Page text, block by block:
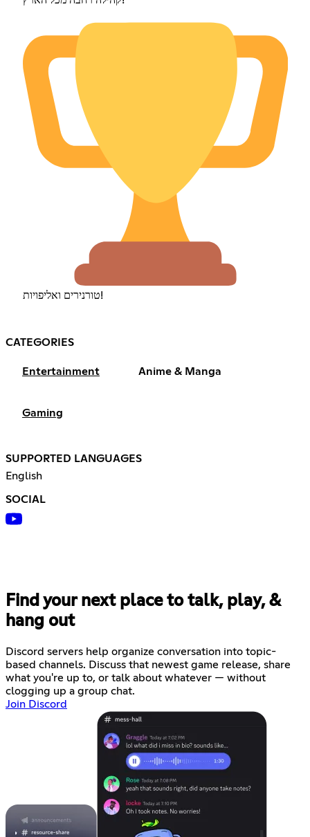
טורנירים ואליפויות!
CATEGORIES
Entertainment Anime & Manga
Gaming
SUPPORTED LANGUAGES
English
SOCIAL
Find your next place to talk, play, &
hang out
Discord servers help organize conversation into topic-
based channels. Discuss that newest game release, share
what you're up to, or talk about whatever — without
clogging up a group chat.
Join Discord